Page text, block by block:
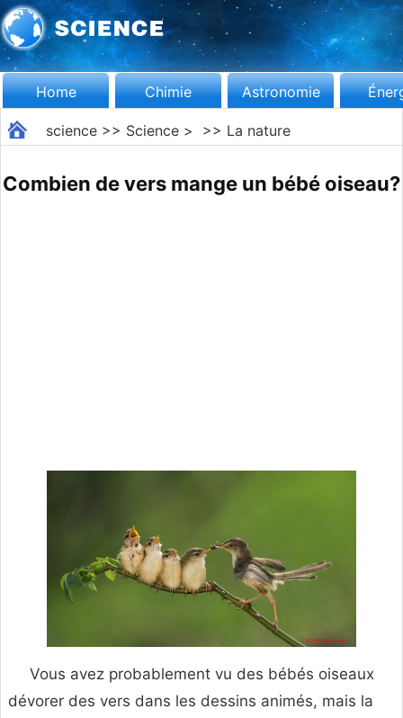
Home Chimie Astronomie
science>> Science> >> La nature
Combien de vers mange un bébé oiseau?
Vous avez probablement vu des bébés oiseaux
dévorer des vers dans les dessins animés, mais la